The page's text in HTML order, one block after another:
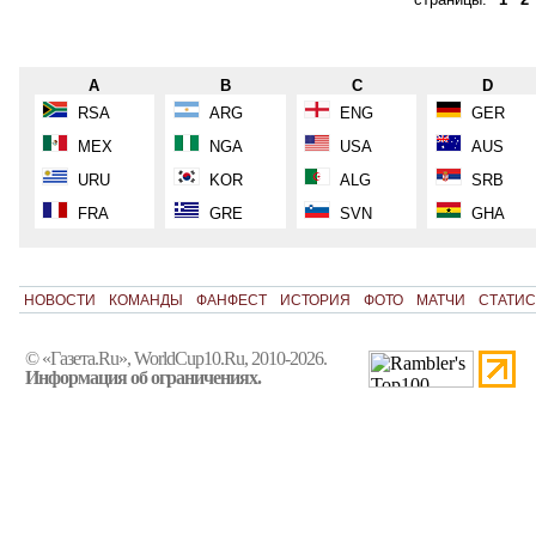
A
RSA
MEX
URU
FRA
B
ARG
NGA
KOR
GRE
C
ENG
USA
ALG
SVN
D
GER
AUS
SRB
GHA
НОВОСТИ КОМАНДЫ ФАНФЕСТ ИСТОРИЯ ФОТО МАТЧИ
© «Газета.Ru», WorldCup10.Ru, 2010-2026.
Информация об ограничениях.